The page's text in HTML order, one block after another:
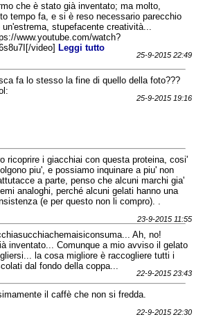
che è stato già inventato; ma molto,
tempo fa, e si è reso necessario parecchio
un'estrema, stupefacente creatività...
www.youtube.com/watch?
video] Leggi tutto
25-9-2015 22:49
fa lo stesso la fine di quello della foto???
25-9-2015 19:16
ricoprire i giacchiai con questa proteina, cosi'
piu', e possiamo inquinare a piu' non
a parte, penso che alcuni marchi gia'
analoghi, perché alcuni gelati hanno una
(e per questo non li compro). .
23-9-2015 11:55
Ah, no!
inventato... Comunque a mio avviso il gelato
la cosa migliore è raccogliere tutti i
dal fondo della coppa...
22-9-2015 23:43
il caffè che non si fredda.
22-9-2015 22:30